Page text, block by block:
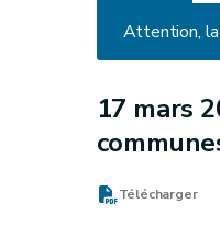
Attention, la
17 mars
Télécharger